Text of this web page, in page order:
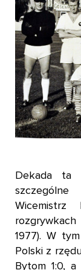
Dekada ta
rozgrywkach
1977). W
Polski z
Bytom 1:0,